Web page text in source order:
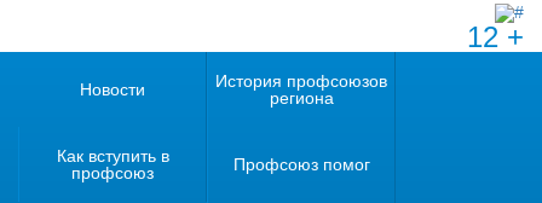
12 +
Новости
История профсоюзов
региона
Как вступить в
профсоюз
Профсоюз помог